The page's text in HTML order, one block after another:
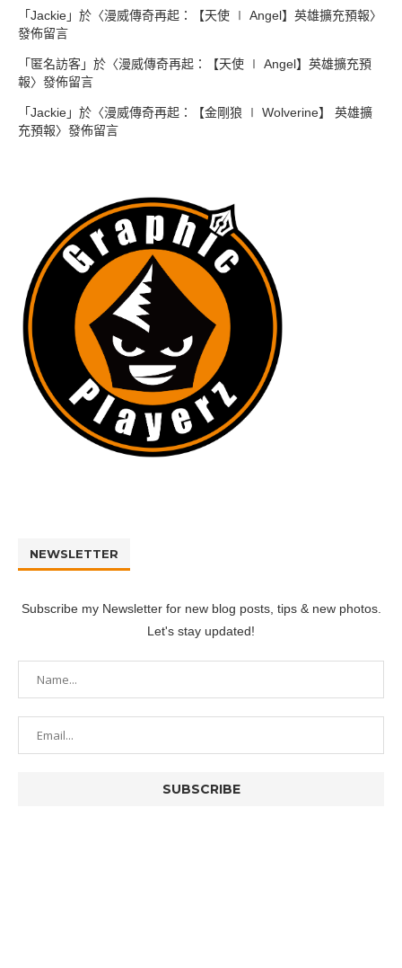
「Jackie」於〈漫威傳奇再起：【天使 ∣ Angel】英雄擴充預報〉
發佈留言
「匿名訪客」於〈漫威傳奇再起：【天使 ∣ Angel】英雄擴充預
報〉發佈留言
「Jackie」於〈漫威傳奇再起：【金剛狼 ∣ Wolverine】 英雄擴
充預報〉發佈留言
NEWSLETTER
Subscribe my Newsletter for new blog posts, tips & new photos.
Let's stay updated!